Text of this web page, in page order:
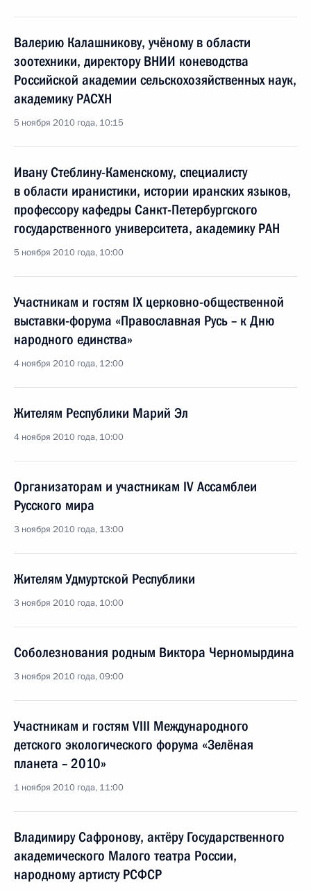
Валерию Калашникову, учёному в области
зоотехники, директору ВНИИ коневодства
Российской академии сельскохозяйственных наук,
академику РАСХН
5 ноября 2010 года, 10:15
Ивану Стеблину-Каменскому, специалисту
в области иранистики, истории иранских языков,
профессору кафедры Санкт-Петербургского
государственного университета, академику РАН
5 ноября 2010 года, 10:00
Участникам и гостям IX церковно-общественной
выставки-форума «Православная Русь – к Дню
народного единства»
4 ноября 2010 года, 12:00
Жителям Республики Марий Эл
4 ноября 2010 года, 10:00
Организаторам и участникам IV Ассамблеи
Русского мира
3 ноября 2010 года, 13:00
Жителям Удмуртской Республики
3 ноября 2010 года, 10:00
Соболезнования родным Виктора Черномырдина
3 ноября 2010 года, 09:00
Участникам и гостям VIII Международного
детского экологического форума «Зелёная
планета – 2010»
1 ноября 2010 года, 11:00
Владимиру Сафронову, актёру Государственного
академического Малого театра России,
народному артисту РСФСР